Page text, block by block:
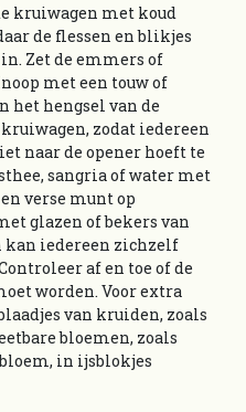
kruiwagen met koud
de flessen en blikjes
Zet de emmers of
met een touw of
het hengsel van de
zodat iedereen
naar de opener hoeft te
sangria of water met
verse munt op
glazen of bekers van
kan iedereen zichzelf
af en toe of de
worden. Voor extra
van kruiden, zoals
bloemen, zoals
in ijsblokjes